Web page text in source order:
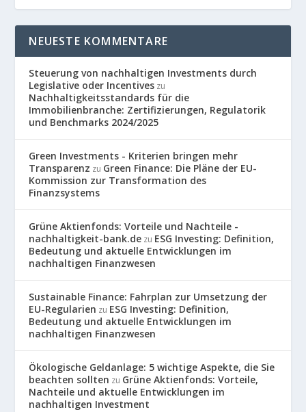
NEUESTE KOMMENTARE
Steuerung von nachhaltigen Investments durch
Legislative oder Incentives zu
Nachhaltigkeitsstandards für die
Immobilienbranche: Zertifizierungen, Regulatorik
und Benchmarks 2024/2025
Green Investments - Kriterien bringen mehr
Transparenz zu Green Finance: Die Pläne der EU-
Kommission zur Transformation des
Finanzsystems
Grüne Aktienfonds: Vorteile und Nachteile -
nachhaltigkeit-bank.de zu ESG Investing: Definition,
Bedeutung und aktuelle Entwicklungen im
nachhaltigen Finanzwesen
Sustainable Finance: Fahrplan zur Umsetzung der
EU-Regularien zu ESG Investing: Definition,
Bedeutung und aktuelle Entwicklungen im
nachhaltigen Finanzwesen
Ökologische Geldanlage: 5 wichtige Aspekte, die Sie
beachten sollten zu Grüne Aktienfonds: Vorteile,
Nachteile und aktuelle Entwicklungen im
nachhaltigen Investment